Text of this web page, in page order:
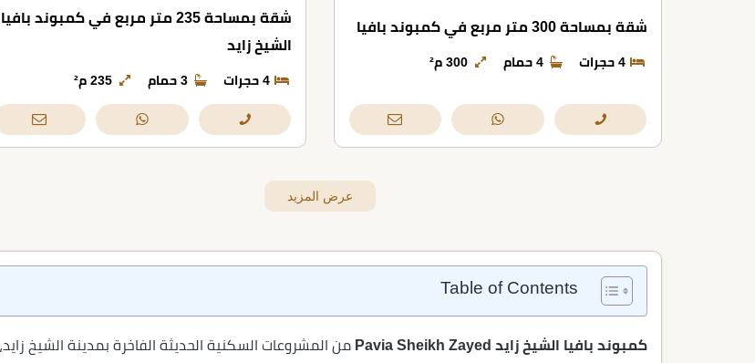
شقة بمساحة 300 متر مربع في كمبوند بافيا
4 حجرات 4 حمام 300 م²
شقة بمساحة 235 متر مربع في كمبوند بافيا
الشيخ زايد
4 حجرات 3 حمام 235 م²
عرض المزيد
Table of Contents
كمبوند بافيا الشيخ زايد Pavia Sheikh Zayed
من المشروعات السكنية الحديثة الفاخرة بمدينة الشيخ زايد،